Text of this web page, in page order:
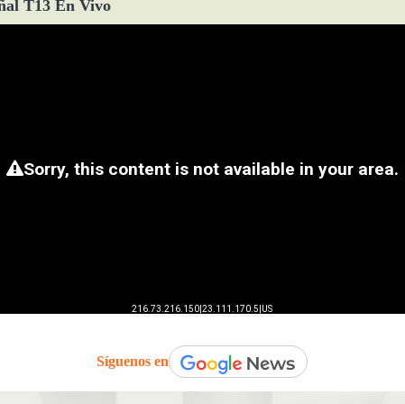
T13 En Vivo
Síguenos en